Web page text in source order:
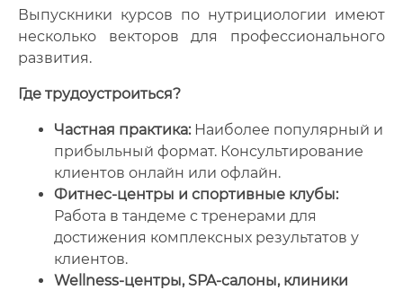
Выпускники курсов по нутрициологии имеют
несколько векторов для профессионального
развития.
Где трудоустроиться?
Частная практика:Наиболее популярный и
прибыльный формат. Консультирование
клиентов онлайн или офлайн.
Фитнес-центры и спортивные клубы:
Работа в тандеме с тренерами для
достижения комплексных результатов у
клиентов.
Wellness-центры, SPA-салоны, клиники